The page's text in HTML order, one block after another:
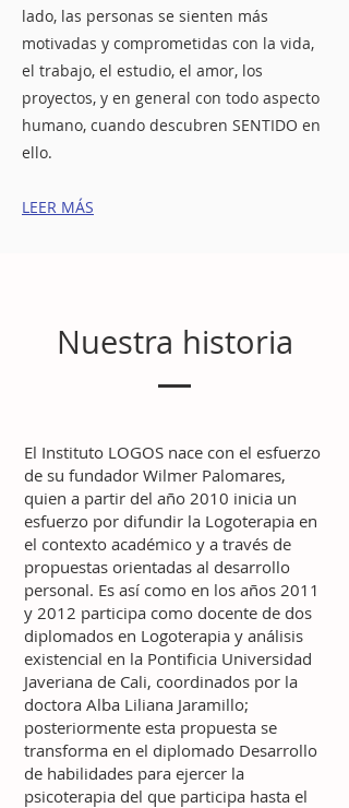
lado, las personas se sienten más
motivadas y comprometidas con la vida,
el trabajo, el estudio, el amor, los
proyectos, y en general con todo aspecto
humano, cuando descubren SENTIDO en
ello.
LEER MÁS
Nuestra historia
El Instituto LOGOS nace con el esfuerzo
de su fundador Wilmer Palomares,
quien a partir del año 2010 inicia un
esfuerzo por difundir la Logoterapia en
el contexto académico y a través de
propuestas orientadas al desarrollo
personal. Es así como en los años 2011
y 2012 participa como docente de dos
diplomados en Logoterapia y análisis
existencial en la Pontificia Universidad
Javeriana de Cali, coordinados por la
doctora Alba Liliana Jaramillo;
posteriormente esta propuesta se
transforma en el diplomado Desarrollo
de habilidades para ejercer la
psicoterapia del que participa hasta el